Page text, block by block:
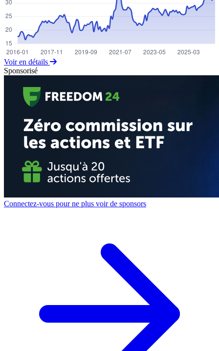
Voir en détails
Sponsorisé
Connectez-vous pour ne plus voir de sponsors